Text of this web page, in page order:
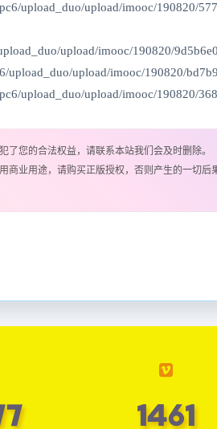
upload_duo/upload/imooc/190820/
upload/imooc/190820/
upload_duo/upload/imooc/190820/
upload_duo/upload/imooc/190820/
了您的合法权益，请联系本站我们会及时删除。
商业用途，请购买正版授权，否则产生的一切后
1469